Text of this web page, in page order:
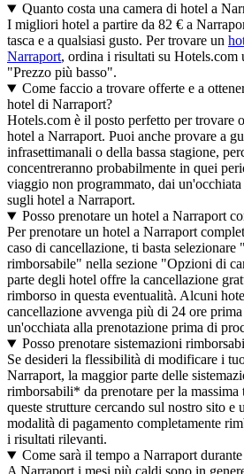
Quanto costa una camera di hotel a
I migliori hotel a partire da 82 € a
tasca e a qualsiasi gusto. Per trovare un
Narraport, ordina i risultati su
"Prezzo più basso".
Come faccio a trovare offerte e a
hotel di Narraport?
Hotels.com è il posto perfetto per trovare
hotel a Narraport. Puoi anche provare a
infrasettimanali o della bassa stagione,
concentreranno probabilmente in quei
viaggio non programmato, dai
sugli hotel a Narraport.
Posso prenotare un hotel a Narraport
Per prenotare un hotel a Narraport
caso di cancellazione, ti basta selezionare
rimborsabile" nella sezione "Opzioni di
parte degli hotel offre la cancellazione
rimborso in questa eventualità. Alcuni
cancellazione avvenga più di 24 ore
un'occhiata alla prenotazione prima di
Posso prenotare sistemazioni
Se desideri la flessibilità di modificare i
Narraport, la maggior parte delle
rimborsabili* da prenotare per la
queste strutture cercando sul nostro sito
modalità di pagamento completamente
i risultati rilevanti.
Come sarà il tempo a Narraport